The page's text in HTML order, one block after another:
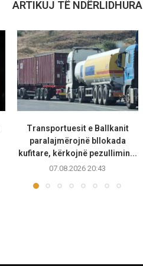
ARTIKUJ TË NDËRLIDHURA
Transportuesit e Ballkanit
paralajmërojnë bllokada
kufitare, kërkojnë pezullimin...
07.08.2026 20:43